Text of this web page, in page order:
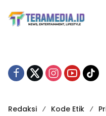
Redaksi Kode Etik